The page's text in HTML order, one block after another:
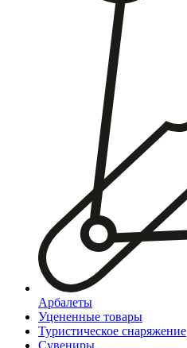
Арбалеты
Уцененные товары
Туристическое снаряжение
Сувениры